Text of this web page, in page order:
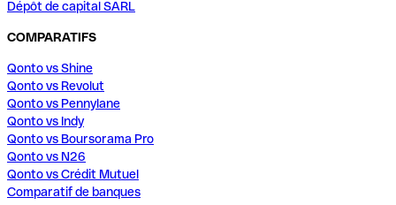
Dépôt de capital SARL
COMPARATIFS
Qonto vs Shine
Qonto vs Revolut
Qonto vs Pennylane
Qonto vs Indy
Qonto vs Boursorama Pro
Qonto vs N26
Qonto vs Crédit Mutuel
Comparatif de banques